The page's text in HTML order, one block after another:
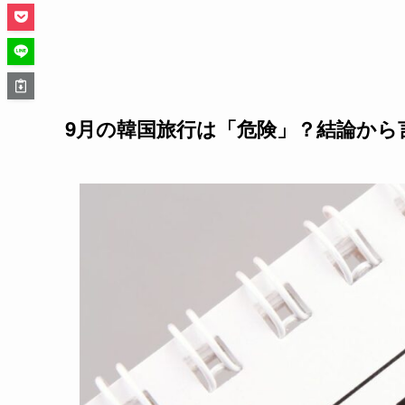
9月の韓国旅行は「危険」？結論か